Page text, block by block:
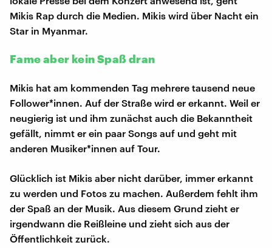
Mikis Rap durch die Medien. Mikis wird über Nacht ein
Star in Myanmar.
Fame aber kein Spaß dran
Mikis hat am kommenden Tag mehrere tausend neue
Follower*innen. Auf der Straße wird er erkannt. Weil er
neugierig ist und ihm zunächst auch die Bekanntheit
gefällt, nimmt er ein paar Songs auf und geht mit
anderen Musiker*innen auf Tour.
Glücklich ist Mikis aber nicht darüber, immer erkannt
zu werden und Fotos zu machen. Außerdem fehlt ihm
der Spaß an der Musik. Aus diesem Grund zieht er
irgendwann die Reißleine und zieht sich aus der
Öffentlichkeit zurück.